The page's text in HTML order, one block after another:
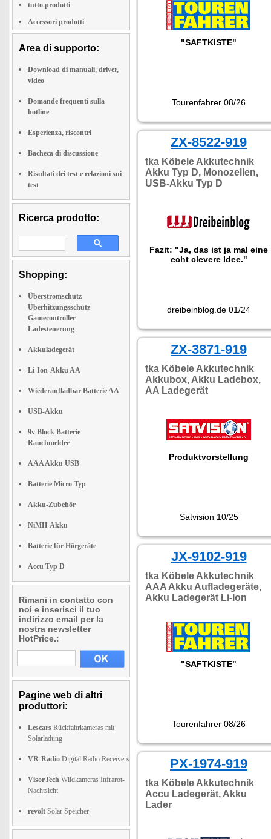
tutto prodotti
Accessori prodotti
Area di supporto:
Download di manuali, driver,
video
Domande frequenti sulla
hotline
Esperienza, riscontri
Bacheca di discussione
Risultati dei test e relazioni sui
test
Ricerca prodotto:
Shopping:
Überstromschutz
Überhitzungsschutz
Gamecontroller
Ladesteuerung
Akkuladegerät
Li-Ion-Akku AA
Wiederaufladbar Batterie AA
USB-Akku
9v Block Batterie
Rauchmelder
AAA Akku USB
Batterie Micro Typ
Akku-Zubehör
NiMH-Akku
Batterie für Hörgeräte
Accu Typ D
Rimani in contatto con
noi e inserisci il tuo
indirizzo email per la
nostra newsletter
HotPrice.:
Pagine web di altri
produttori:
Lescars Rückfahrkameras mit
Solarladung
VR-Radio Digital Radio Receivers
VisorTech Wildkameras Infrarot-
Nachtsicht
revolt Solar Speicher
"SAFTKISTE"
Tourenfahrer 08/26
ZX-8522-919
tka Köbele Akkutechnik
Akku Typ D, Monozellen,
USB-Akku Typ D
Fazit: "Ja, das ist ja mal eine
echt clevere Idee."
dreibeinblog.de 01/24
ZX-3871-919
tka Köbele Akkutechnik
Akkubox, Akku Ladebox,
AA Ladegerät
Produktvorstellung
Satvision 10/25
JX-9102-919
tka Köbele Akkutechnik
AAA Akku Aufladegeräte,
Akku Ladegerät Li-Ion
"SAFTKISTE"
Tourenfahrer 08/26
PX-1974-919
tka Köbele Akkutechnik
Accu Ladegerät, Akku
Lader